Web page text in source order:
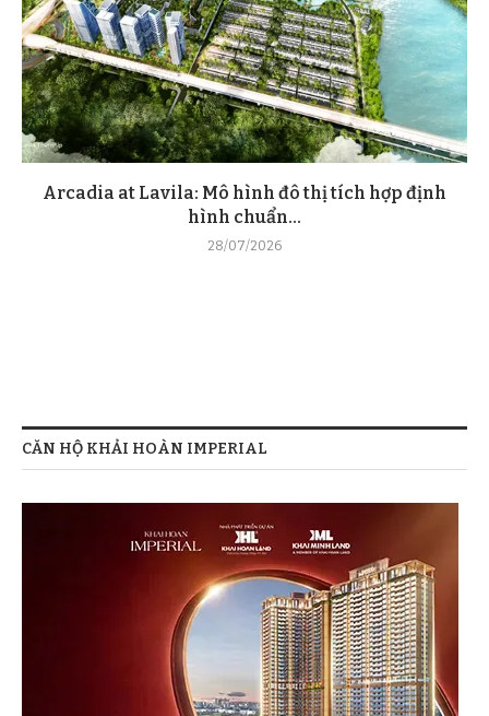
Arcadia at Lavila: Mô hình đô thị tích hợp định
hình chuẩn...
28/07/2026
CĂN HỘ KHẢI HOÀN IMPERIAL